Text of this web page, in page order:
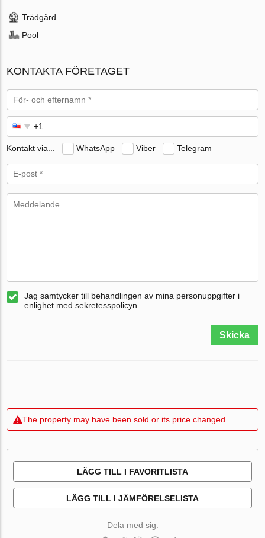
Trädgård
Pool
KONTAKTA FÖRETAGET
Kontakt via... WhatsApp Viber Telegram
Jag samtycker till behandlingen av mina personuppgifter i
enlighet med sekretesspolicyn.
Skicka
The property may have been sold or its price changed
LÄGG TILL I FAVORITLISTA
LÄGG TILL I JÄMFÖRELSELISTA
Dela med sig: